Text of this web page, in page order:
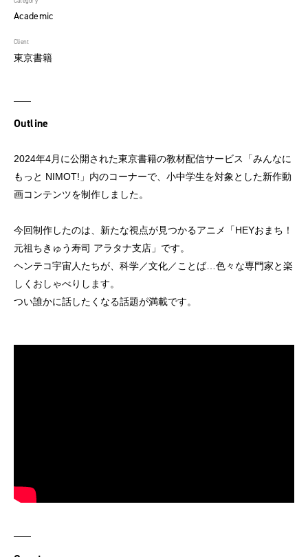
Academic
Client
東京書籍
Outline
2024年4月に公開された東京書籍の教材配信サービス「みんなに
もっと NIMOT!」内のコーナーで、小中学生を対象とした新作動
画コンテンツを制作しました。
今回制作したのは、新たな視点が見つかるアニメ「HEYおまち！
元祖ちきゅう寿司 アラタナ支店」です。
ヘンテコ宇宙人たちが、科学／文化／ことば…色々な専門家と楽
しくおしゃべりします。
つい誰かに話したくなる話題が満載です。